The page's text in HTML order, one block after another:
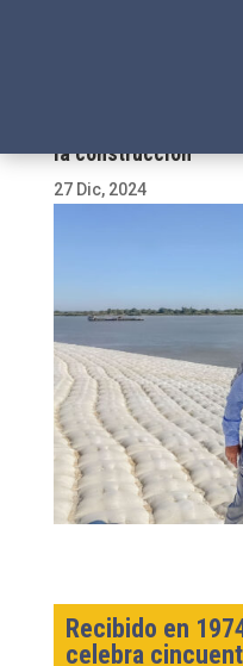
la construcción
27 Dic, 2024
Recibido en
celebra